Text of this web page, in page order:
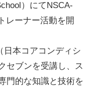
）にてNSCA-
レーナー活動を開
日本コアコンディシ
セブンを受講し、ス
門的な知識と技術を